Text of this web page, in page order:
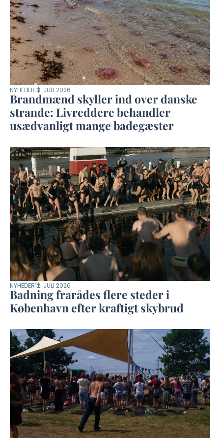
NYHEDER13. JULI 2026
Brandmænd skyller ind over danske
strande: Livreddere behandler
usædvanligt mange badegæster
NYHEDER12. JULI 2026
Badning frarådes flere steder i
København efter kraftigt skybrud